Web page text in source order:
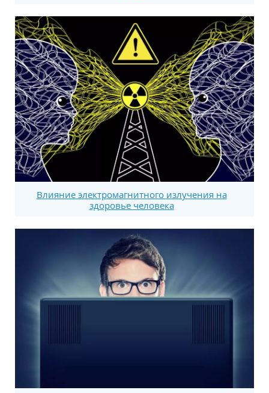
Влияние электромагнитного излучения на
здоровье человека